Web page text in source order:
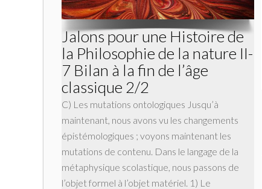
Jalons pour une Histoire de
la Philosophie de la nature II-
7 Bilan à la fin de l’âge
classique 2/2
C) Les mutations ontologiques Jusqu’à
maintenant, nous avons vu les changements
épistémologiques ; voyons main­tenant les
mutations de contenu. Dans le langage de la
métaphysique scolastique, nous passons de
l’objet formel à l’objet matériel. 1) Le